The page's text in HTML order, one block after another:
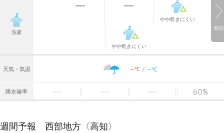
明日
洗濯
やや乾きにくい
やや乾きにくい
天気・気温 -℃ -℃
降水確率 60%
週間予報 西部地方〈高知〉